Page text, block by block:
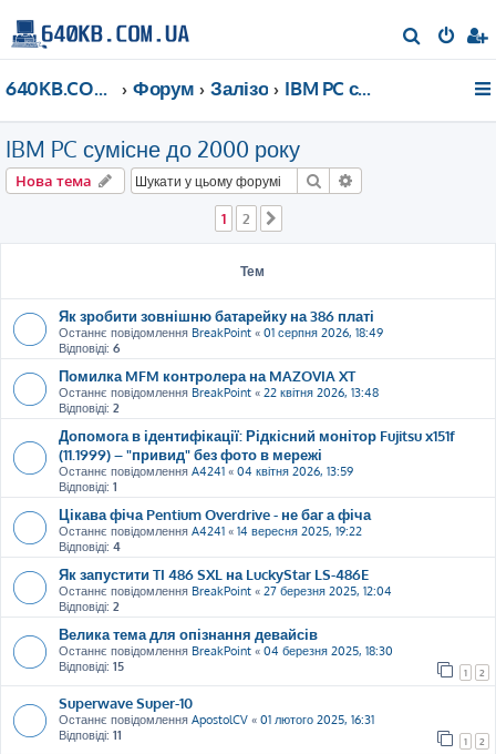
о
640KB.COM.UA Форум Залізо IBM PC сумісне до 2000 року
IBM PC сумісне до 2000 року
Нова тема Пошук
1 2
Тем
Як зробити зовнішню батарейку на 386 платі
Останнє повідомлення BreakPoint « 01 серпня 2026, 18:49
Відповіді: 6
Помилка MFM контролера на MAZOVIA XT
Останнє повідомлення BreakPoint « 22 квітня 2026, 13:48
Відповіді: 2
Допомога в ідентифікації: Рідкісний монітор Fujitsu x151f
(11.1999) – "привид" без фото в мережі
Останнє повідомлення A4241 « 04 квітня 2026, 13:59
Відповіді: 1
Цікава фіча Pentium Overdrive - не баг а фіча
Останнє повідомлення A4241 « 14 вересня 2025, 19:22
Відповіді: 4
Як запустити TI 486 SXL на LuckyStar LS-486E
Останнє повідомлення BreakPoint « 27 березня 2025, 12:04
Відповіді: 2
Велика тема для опізнання девайсів
Останнє повідомлення BreakPoint « 04 березня 2025, 18:30
Відповіді: 15 1 2
Superwave Super-10
Останнє повідомлення ApostolCV « 01 лютого 2025, 16:31
Відповіді: 11 1 2